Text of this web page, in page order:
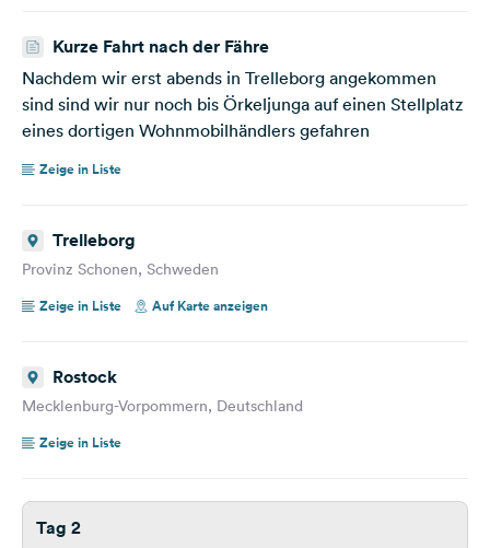
Kurze Fahrt nach der Fähre
Nachdem wir erst abends in Trelleborg angekommen
sind sind wir nur noch bis Örkeljunga auf einen Stellplatz
eines dortigen Wohnmobilhändlers gefahren
Zeige in Liste
Trelleborg
Provinz Schonen, Schweden
Zeige in Liste
Auf Karte anzeigen
Rostock
Mecklenburg-Vorpommern, Deutschland
Zeige in Liste
Tag 2